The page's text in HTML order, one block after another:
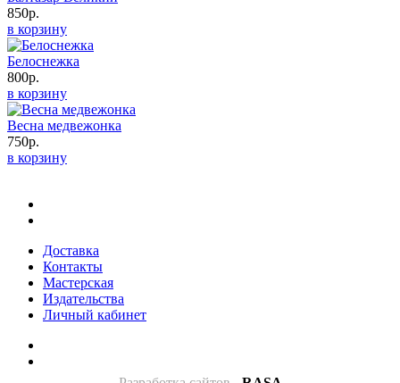
850р.
в корзину
Белоснежка
800р.
в корзину
Весна медвежонка
750р.
в корзину
Доставка
Контакты
Мастерская
Издательства
Личный кабинет